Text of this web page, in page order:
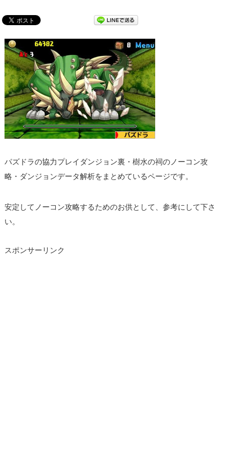
パズドラの協力プレイダンジョン裏・樹水の祠のノーコン攻
略・ダンジョンデータ解析をまとめているページです。
安定してノーコン攻略するためのお供として、参考にして下さ
い。
スポンサーリンク